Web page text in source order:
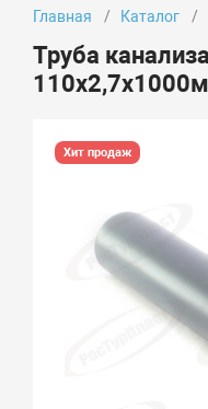
Главная Каталог
Труба
Хит продаж